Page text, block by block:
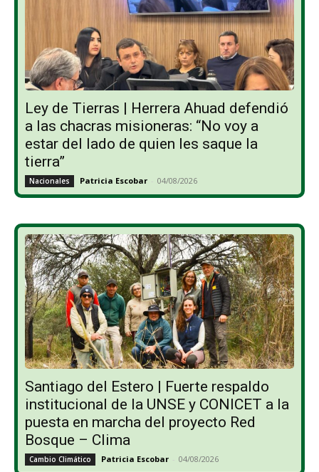
Ley de Tierras | Herrera Ahuad defendió
a las chacras misioneras: “No voy a
estar del lado de quien les saque la
tierra”
Nacionales Patricia Escobar - 04/08/2026
Santiago del Estero | Fuerte respaldo
institucional de la UNSE y CONICET a la
puesta en marcha del proyecto Red
Bosque – Clima
Cambio Climático Patricia Escobar - 04/08/2026